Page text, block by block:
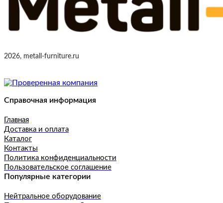
2026, metall-furniture.ru
Справочная информация
Главная
Доставка и оплата
Каталог
Контакты
Политика конфиденциальности
Пользовательское соглашение
Популярные категории
Нейтральное оборудование